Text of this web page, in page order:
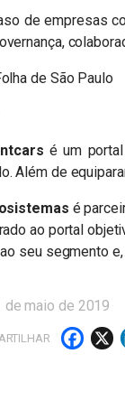
de empresas
de São Paulo
é um
Além de
é
ao portal
seu segmento
de maio de 2019